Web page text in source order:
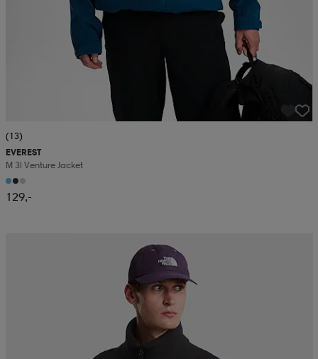
(13)
EVEREST
M 3l Venture Jacket
129,-